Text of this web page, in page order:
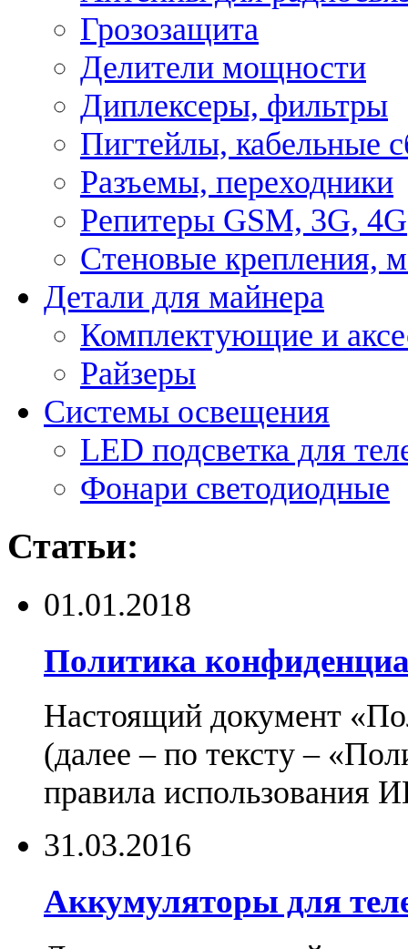
Грозозащита
Делители мощности
Диплексеры, фильтры
Пигтейлы, кабельные
Разъемы, переходники
Репитеры GSM, 3G, 4G
Стеновые крепления,
Детали для майнера
Комплектующие и
Райзеры
Системы освещения
LED подсветка для
Фонари светодиодные
Статьи:
01.01.2018
Политика
Настоящий документ
(далее – по тексту –
правила использования
31.03.2016
Аккумуляторы для